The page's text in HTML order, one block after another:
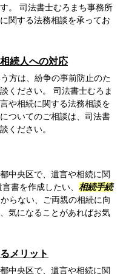
。 司法書士むろまち事務所
関する法務相談を承ってお
続人への対応
方は、紛争の事前防止のた
ください。 司法書士むろま
や相続に関する法務相談を
ついてのご相談は、司法書
ください。
中央区で、遺言や相続に関
書を作成したい、 相続手続
らない、ご両親の相続に向
気になることがあればお気
メリット
中央区で、遺言や相続に関